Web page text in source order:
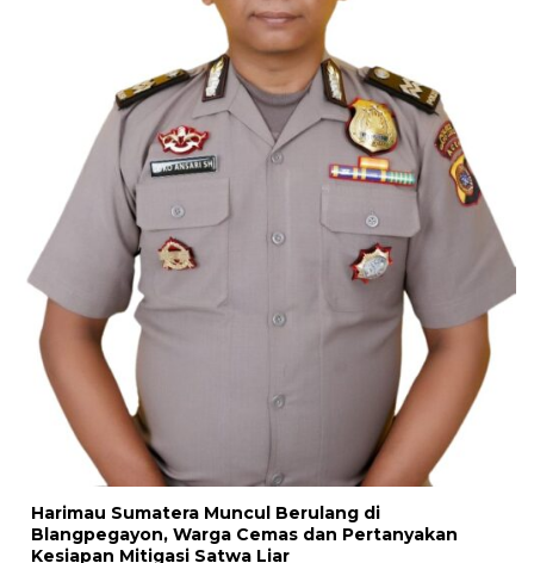
Harimau Sumatera Muncul Berulang di
Blangpegayon, Warga Cemas dan Pertanyakan
Kesiapan Mitigasi Satwa Liar